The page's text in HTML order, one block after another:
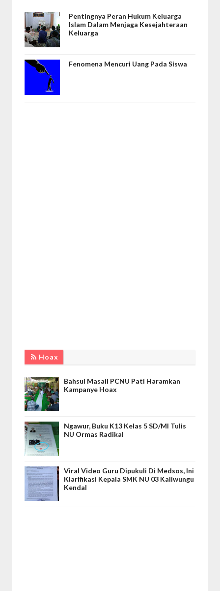
Pentingnya Peran Hukum Keluarga
Islam Dalam Menjaga Kesejahteraan
Keluarga
Fenomena Mencuri Uang Pada Siswa
Hoax
Bahsul Masail PCNU Pati Haramkan
Kampanye Hoax
Ngawur, Buku K13 Kelas 5 SD/MI Tulis
NU Ormas Radikal
Viral Video Guru Dipukuli Di Medsos, Ini
Klarifikasi Kepala SMK NU 03 Kaliwungu
Kendal